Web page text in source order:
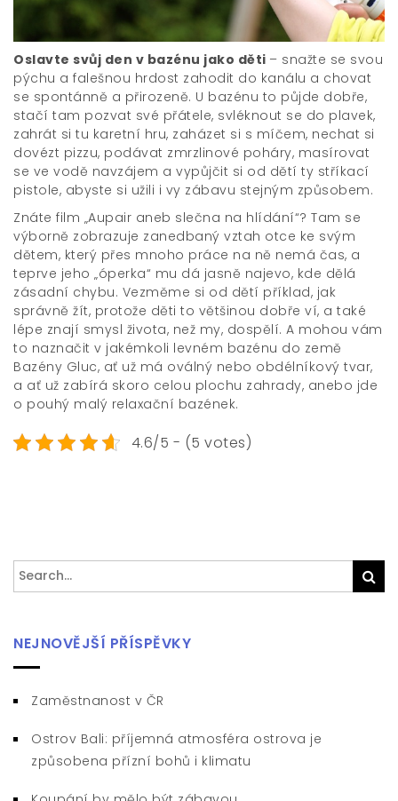
Oslavte svůj den v bazénu jako děti – snažte se svou
pýchu a falešnou hrdost zahodit do kanálu a chovat
se spontánně a přirozeně. U bazénu to půjde dobře,
stačí tam pozvat své přátele, svléknout se do plavek,
zahrát si tu karetní hru, zaházet si s míčem, nechat si
dovézt pizzu, podávat zmrzlinové poháry, masírovat
se ve vodě navzájem a vypůjčit si od dětí ty stříkací
pistole, abyste si užili i vy zábavu stejným způsobem.
Znáte film „Aupair aneb slečna na hlídání“? Tam se
výborně zobrazuje zanedbaný vztah otce ke svým
dětem, který přes mnoho práce na ně nemá čas, a
teprve jeho „óperka“ mu dá jasně najevo, kde dělá
zásadní chybu. Vezměme si od dětí příklad, jak
správně žít, protože děti to většinou dobře ví, a také
lépe znají smysl života, než my, dospělí. A mohou vám
to naznačit v jakémkoli levném bazénu do země
Bazény Gluc, ať už má oválný nebo obdélníkový tvar,
a ať už zabírá skoro celou plochu zahrady, anebo jde
o pouhý malý relaxační bazének.
4.6/5 - (5 votes)
Search
for:
NEJNOVĚJŠÍ PŘÍSPĚVKY
Zaměstnanost v ČR
Ostrov Bali: příjemná atmosféra ostrova je
způsobena přízní bohů i klimatu